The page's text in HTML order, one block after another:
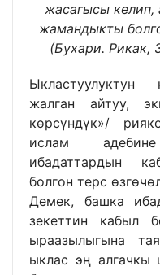
жасагысы келип,
жамандыкты
(Бухари. Рикак,
жалган айтуу,
көрсүндүк»/
ислам
ибадаттардын
болгон терс
Демек, башка
зекеттин кабыл
ыраазылыгына
ыклас эң алгачкы